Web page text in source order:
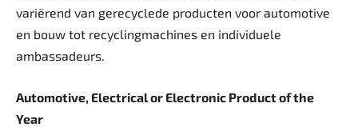
variërend van gerecyclede producten voor automotive
en bouw tot recyclingmachines en individuele
ambassadeurs.
Automotive, Electrical or Electronic Product of the
Year